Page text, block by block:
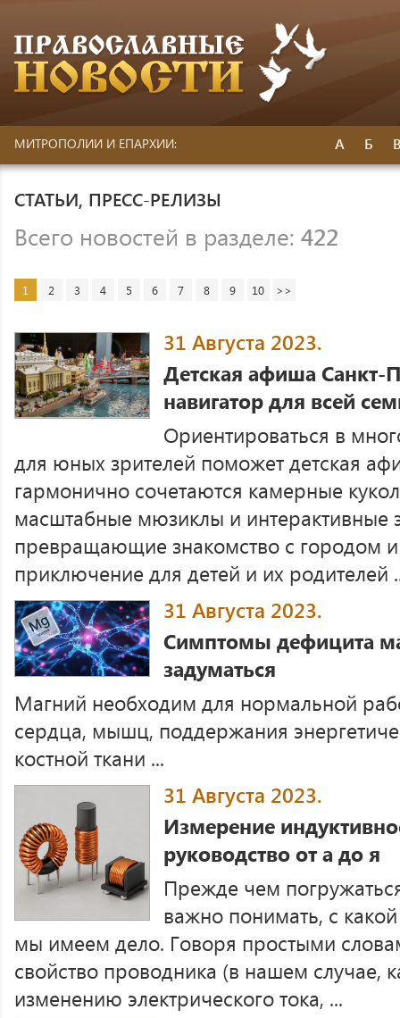
МИТРОПОЛИИ И ЕПАРХИИ: А Б
СТАТЬИ, ПРЕСС-РЕЛИЗЫ
Всего новостей в разделе: 422
1 2 3 4 5 6 7 8 9 10 >>
31 Августа 2023.
Детская афиша Санкт-
навигатор для всей
Ориентироваться в
для юных зрителей поможет детская
гармонично сочетаются камерные
масштабные мюзиклы и интерактивные
превращающие знакомство с городом и
приключение для детей и их родителей
31 Августа 2023.
Симптомы дефицита
задуматься
Магний необходим для нормальной
сердца, мышц, поддержания
костной ткани ...
31 Августа 2023.
Измерение
руководство от а до я
Прежде чем
важно понимать, с
мы имеем дело. Говоря простыми
свойство проводника (в нашем случае,
изменению электрического тока, ...